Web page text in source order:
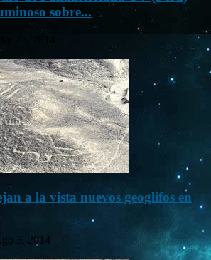
sobre...
a la vista nuevos geoglifos en
3, 2014